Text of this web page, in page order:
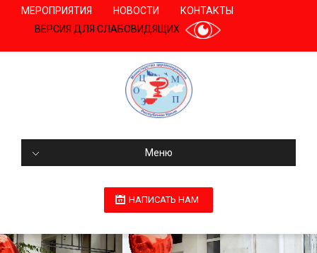
МЕРОПРИЯТИЯ НОВОСТИ
КОНТАКТЫ
ВЕРСИЯ ДЛЯ СЛАБОВИДЯЩИХ
Меню
НАПИСАТЬ НАМ